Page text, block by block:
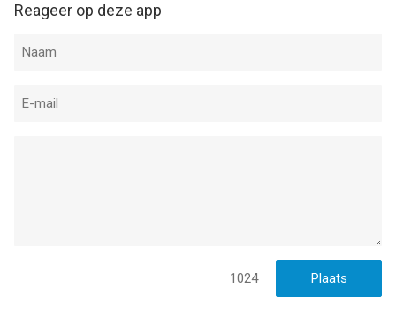
Reageer op deze app
1024